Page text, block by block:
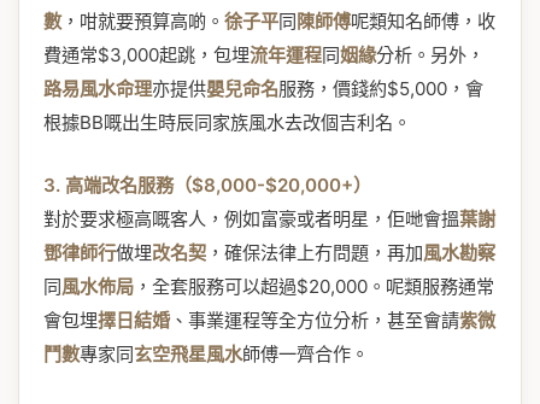
數，咁就要預算高啲。 徐子平同陳師傅呢類知名師傅，收
費通常$3,000起跳，包埋流年運程同姻緣分析。另外，
路易風水命理亦提供嬰兒命名服務，價錢約$5,000，會
根據BB嘅出生時辰同家族風水去改個吉利名。
3. 高端改名服務（$8,000-$20,000+）
對於要求極高嘅客人，例如富豪或者明星，佢哋會搵葉謝
鄧律師行做埋改名契 ，確保法律上冇問題，再加風水勘察
同風水佈局 ，全套服務可以超過$20,000。呢類服務通常
會包埋擇日結婚、事業運程等全方位分析，甚至會請紫微
鬥數專家同玄空飛星風水師傅一齊合作。